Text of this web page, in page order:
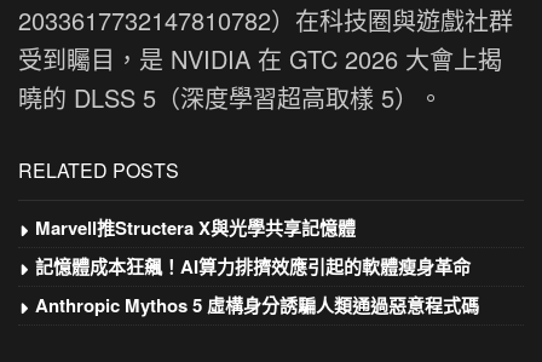
2033617732147810782）在科技圈與遊戲社群
受到矚目，是 NVIDIA 在 GTC 2026 大會上揭
曉的 DLSS 5（深度學習超高取樣 5）。
RELATED POSTS
Marvell推Structera X與光學共享記憶體
記憶體成本狂飆！AI算力排擠效應引起的軟體瘦身革命
Anthropic Mythos 5 虛構身分誘騙人類通過惡意程式碼